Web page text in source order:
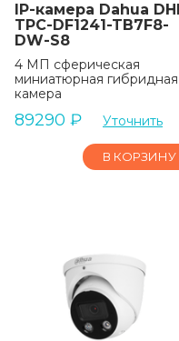
IP-камера Dahua
TPC-DF1241-TB7F8-
DW-S8
4 МП сферическая
миниатюрная гибридная
камера
89290 ₽ Уточнить
В КОРЗИНУ